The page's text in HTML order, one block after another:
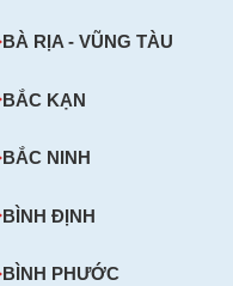
BÀ RỊA - VŨNG TÀU
BẮC KẠN
BẮC NINH
BÌNH ĐỊNH
BÌNH PHƯỚC